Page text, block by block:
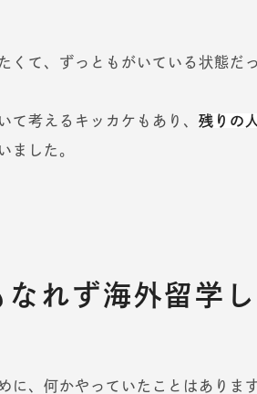
くて、ずっともがいている状態だ
て考えるキッカケもあり、 残りの
ました。
れず海外留学し
に、何かやっていたことはありま